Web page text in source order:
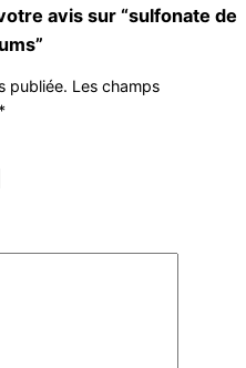
avis sur “sulfonate de
publiée. Les champs
*